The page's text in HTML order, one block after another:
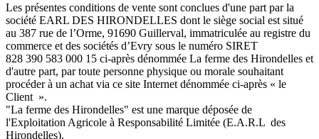
Les présentes conditions de vente sont conclues d'une part par la
société EARL DES HIRONDELLES dont le siège social est situé
au 387 rue de l’Orme, 91690 Guillerval, immatriculée au registre du
commerce et des sociétés d’Evry sous le numéro SIRET
828 390 583 000 15 ci-après dénommée La ferme des Hirondelles et
d'autre part, par toute personne physique ou morale souhaitant
procéder à un achat via ce site Internet dénommée ci-après « le
Client ».
"La ferme des Hirondelles" est une marque déposée de
l'Exploitation Agricole à Responsabilité Limitée (E.A.R.L des
Hirondelles).